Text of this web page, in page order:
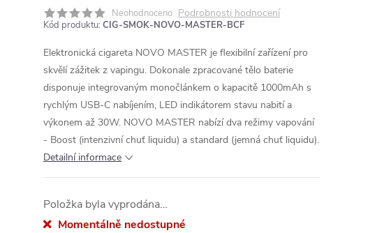
Neohodnoceno Podrobnosti hodnocení
Kód produktu: CIG-SMOK-NOVO-MASTER-BCF
Elektronická cigareta NOVO MASTER je flexibilní zařízení pro
skvělí zážitek z vapingu. Dokonale zpracované tělo baterie
disponuje integrovaným monočlánkem o kapacitě 1000mAh s
rychlým USB-C nabíjením, LED indikátorem stavu nabití a
výkonem až 30W. NOVO MASTER nabízí dva režimy vapování
- Boost (intenzivní chuť liquidu) a standard (jemná chuť liquidu).
Detailní informace
Položka byla vyprodána…
Momentálně nedostupné